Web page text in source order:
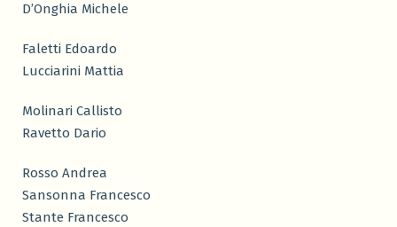
D’Onghia Michele
Faletti Edoardo
Lucciarini Mattia
Molinari Callisto
Ravetto Dario
Rosso Andrea
Sansonna Francesco
Stante Francesco